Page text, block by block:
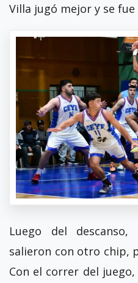
Villa jugó mejor y se fue
Luego del
salieron con otro chip,
Con el correr del